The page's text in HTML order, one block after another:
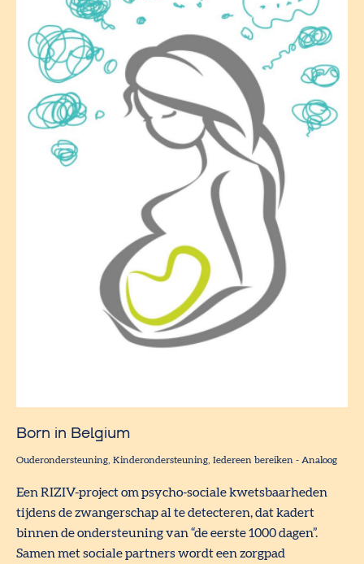
Born in Belgium
Ouderondersteuning Kinderondersteuning Iedereen bereiken - Analoog
Een RIZIV-project om psycho-sociale kwetsbaarheden
tijdens de zwangerschap al te detecteren, dat kadert
binnen de ondersteuning van “de eerste 1000 dagen”.
Samen met sociale partners wordt een zorgpad